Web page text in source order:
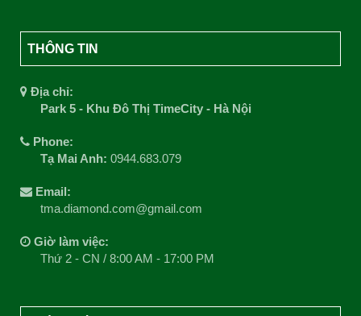
THÔNG TIN
Địa chỉ:
Park 5 - Khu Đô Thị TimeCity - Hà Nội
Phone:
Tạ Mai Anh: 0944.683.079
Email:
tma.diamond.com@gmail.com
Giờ làm việc:
Thứ 2 - CN / 8:00 AM - 17:00 PM